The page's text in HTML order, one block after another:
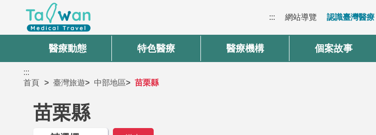
::: 網站導覽 認識臺灣醫療
醫療動態 特色醫療 醫療機構 個案故事
:::
首頁
臺灣旅遊 中部地區 苗栗縣
苗栗縣